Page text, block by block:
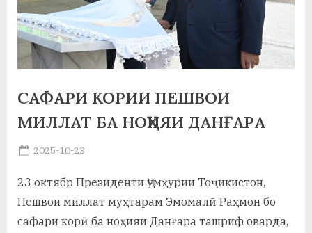
а
н
о
и
с
и
САФАРИ КОРИИ ПЕШВОИ
МИЛЛАТ БА НОҲИЯИ ДАНҒАРА
Posted
2025-10-23
23 октябр Президенти Ҷумҳурии Тоҷикистон,
Пешвои миллат муҳтарам Эмомалӣ Раҳмон бо
сафари корӣ ба ноҳияи Данғара ташриф оварда,